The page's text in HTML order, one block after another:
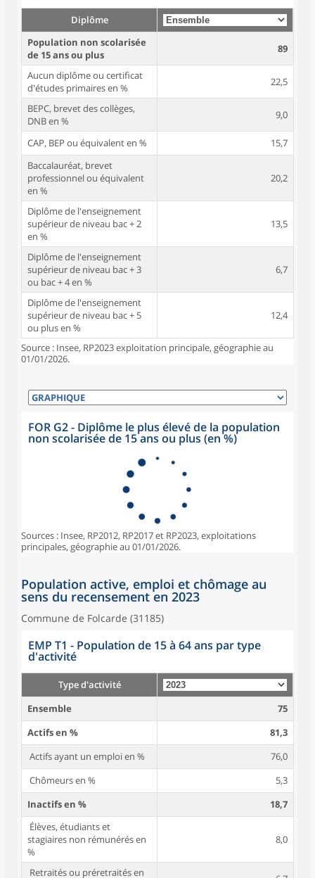
Diplôme
Population non scolarisée
de 15 ans ou plus
89
Aucun diplôme ou certificat
d'études primaires en %
22,5
BEPC, brevet des collèges,
DNB en %
9,0
CAP, BEP ou équivalent en %
15,7
Baccalauréat, brevet
professionnel ou équivalent
en %
20,2
Diplôme de l'enseignement
supérieur de niveau bac + 2
en %
13,5
Diplôme de l'enseignement
supérieur de niveau bac + 3
ou bac + 4 en %
6,7
Diplôme de l'enseignement
supérieur de niveau bac + 5
ou plus en %
12,4
Source : Insee, RP2023 exploitation principale, géographie au
01/01/2026.
FOR G2 - Diplôme le plus élevé de la population
non scolarisée de 15 ans ou plus (en %)
Sources : Insee, RP2012, RP2017 et RP2023, exploitations
principales, géographie au 01/01/2026.
Population active, emploi et chômage au
sens du recensement en 2023
Commune de Folcarde (31185)
EMP T1 - Population de 15 à 64 ans par type
d'activité
Type d'activité
Ensemble
75
Actifs en %
81,3
Actifs ayant un emploi en %
76,0
Chômeurs en %
5,3
Inactifs en %
18,7
Élèves, étudiants et
stagiaires non rémunérés en
%
8,0
Retraités ou préretraités en